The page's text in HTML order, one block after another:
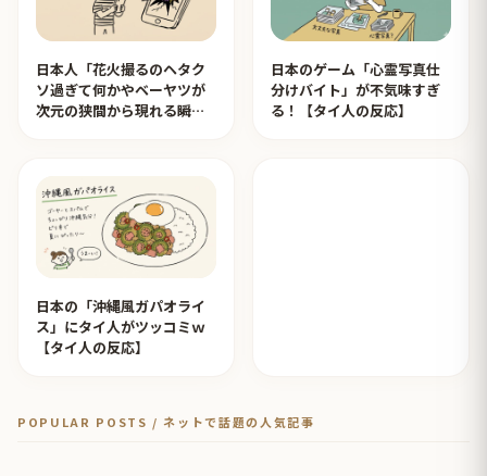
日本人「花火撮るのヘタク
ソ過ぎて何かやベーヤツが
次元の狭間から現れる瞬間
日本のゲーム「心霊写真仕
分けバイト」が不気味すぎ
る！【タイ人の反応】
日本の「沖縄風ガパオライ
ス」にタイ人がツッコミｗ
【タイ人の反応】
POPULAR POSTS / ネットで話題の人気記事